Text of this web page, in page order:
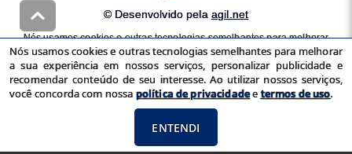
© Desenvolvido pela agil.net
Nós usamos cookies e outras tecnologias semelhantes para melhorar
a sua experiência em nossos serviços, personalizar publicidade e
recomendar conteúdo de seu interesse. Ao utilizar nossos serviços,
você concorda com nossapolítica de privacidadeetermos de uso
Nós usamos cookies e outras tecnologias semelhantes para melhorar
a sua experiência em nossos serviços, personalizar publicidade e
recomendar conteúdo de seu interesse. Ao utilizar nossos serviços,
você concorda com nossa política de privacidadeetermos de uso.
ENTENDI